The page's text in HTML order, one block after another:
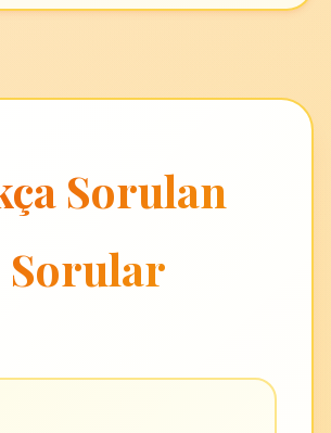
Sorulan
Sorular